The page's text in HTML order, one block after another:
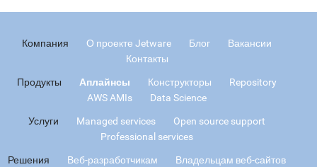
Компания О проекте Jetware Блог
Вакансии
Контакты
Продукты Аплайнсы Конструкторы
Repository
AWS AMIs
Data Science
Услуги Managed services
Open source support
Professional services
Решения Веб-разработчикам
Владельцам веб-сайтов